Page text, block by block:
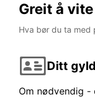
Greit å vite
Hva bør du ta med
Ditt
Om nødvendig